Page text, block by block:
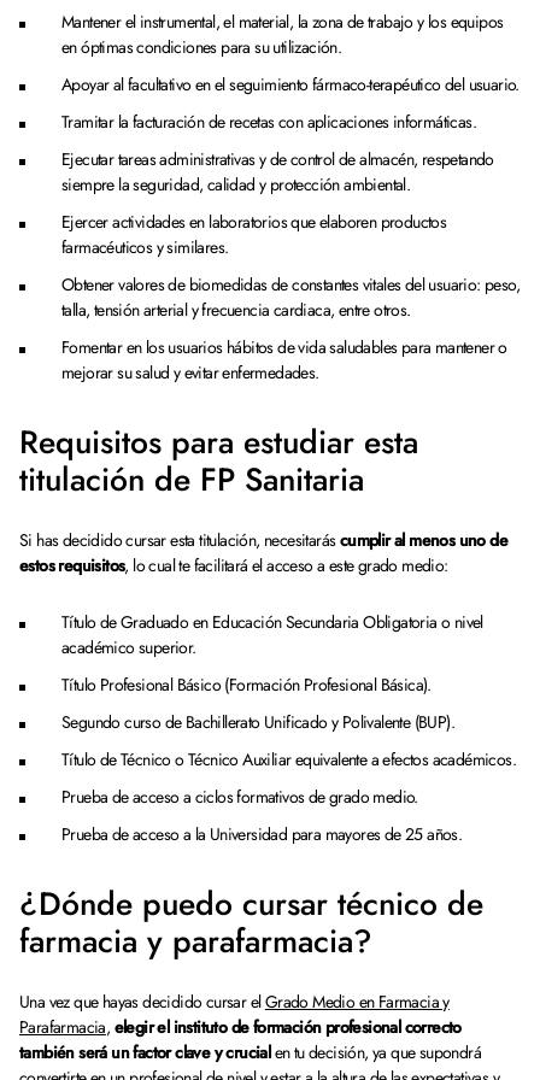
Mantener el instrumental, el material, la zona de trabajo y los equipos
en óptimas condiciones para su utilización.
Apoyar al facultativo en el seguimiento fármaco-terapéutico del usuario.
Tramitar la facturación de recetas con aplicaciones informáticas.
Ejecutar tareas administrativas y de control de almacén, respetando
siempre la seguridad, calidad y protección ambiental.
Ejercer actividades en laboratorios que elaboren productos
farmacéuticos y similares.
Obtener valores de biomedidas de constantes vitales del usuario: peso,
talla, tensión arterial y frecuencia cardiaca, entre otros.
Fomentar en los usuarios hábitos de vida saludables para mantener o
mejorar su salud y evitar enfermedades.
Requisitos para estudiar esta
titulación de FP Sanitaria
Si has decidido cursar esta titulación, necesitaráscumplir al menos uno de
estos requisitos, lo cual te facilitará el acceso a este grado medio:
Título de Graduado en Educación Secundaria Obligatoria o nivel
académico superior.
Título Profesional Básico (Formación Profesional Básica).
Segundo curso de Bachillerato Unificado y Polivalente (BUP).
Título de Técnico o Técnico Auxiliar equivalente a efectos académicos.
Prueba de acceso a ciclos formativos de grado medio.
Prueba de acceso a la Universidad para mayores de 25 años.
¿Dónde puedo cursar técnico de
farmacia y parafarmacia?
Una vez que hayas decidido cursar elGrado Medio en Farmacia y
Parafarmacia, elegir el instituto de formación profesional correcto
también será un factor clave y crucialen tu decisión, ya que supondrá